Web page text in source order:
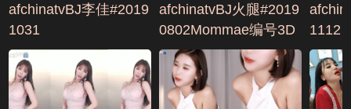
afchinatvBJ李佳#2019
1031
afchinatvBJ火腿#2019
0802Mommae编号3D
9D0DB9
1112